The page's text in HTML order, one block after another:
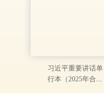
习近平重要讲话单
行本（2025年合订